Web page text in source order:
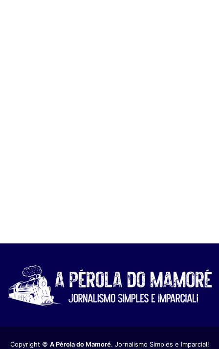
Copyright © A Pérola do Mamoré. Jornalismo Simples e Imparcial!